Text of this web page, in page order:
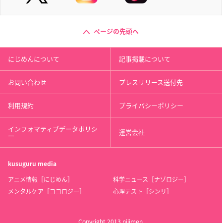
ページの先頭へ
にじめんについて 記事掲載について
お問い合わせ プレスリリース送付先
利用規約 プライバシーポリシー
インフォマティブデータポリシ
ー 運営会社
kusuguru media
アニメ情報［にじめん］
科学ニュース［ナゾロジー］
メンタルケア［ココロジー］
心理テスト［シンリ］